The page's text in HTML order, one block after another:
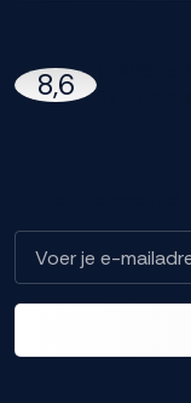
8,6